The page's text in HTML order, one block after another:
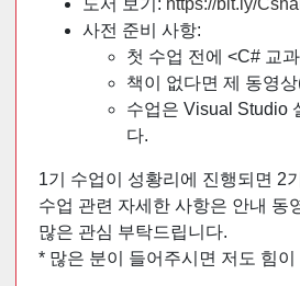
도서 보기: https://bit.ly/
사전 준비 사항:
첫 수업 전에 <C# 교
책이 없다면 제 동영
수업은 Visual Studio
다.
1기 수업이 성황리에 진행되면 2
수업 관련 자세한 사항은 안내 동
많은 관심 부탁드립니다.
* 많은 분이 들어주시면 저도 힘이